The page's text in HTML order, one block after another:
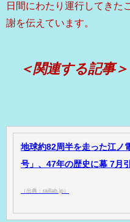
日間にわたり運行してきた
謝を伝えています。
＜関連する記事＞
地球約82周半を走った江ノ
号」、47年の歴史に幕 7月
（出典：raillab.jp）